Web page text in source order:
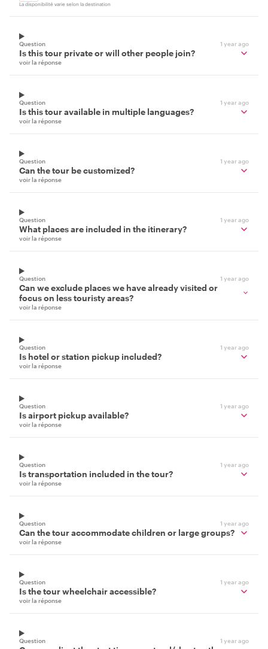
La disponibilité varie selon la destination
Question 1 year ago
Is this tour private or will other people join?
voir la réponse
Question 1 year ago
Is this tour available in multiple languages?
voir la réponse
Question 1 year ago
Can the tour be customized?
voir la réponse
Question 1 year ago
What places are included in the itinerary?
voir la réponse
Question 1 year ago
Can we exclude places we have already visited or
focus on less touristy areas?
voir la réponse
Question 1 year ago
Is hotel or station pickup included?
voir la réponse
Question 1 year ago
Is airport pickup available?
voir la réponse
Question 1 year ago
Is transportation included in the tour?
voir la réponse
Question 1 year ago
Can the tour accommodate children or large groups?
voir la réponse
Question 1 year ago
Is the tour wheelchair accessible?
voir la réponse
Question 1 year ago